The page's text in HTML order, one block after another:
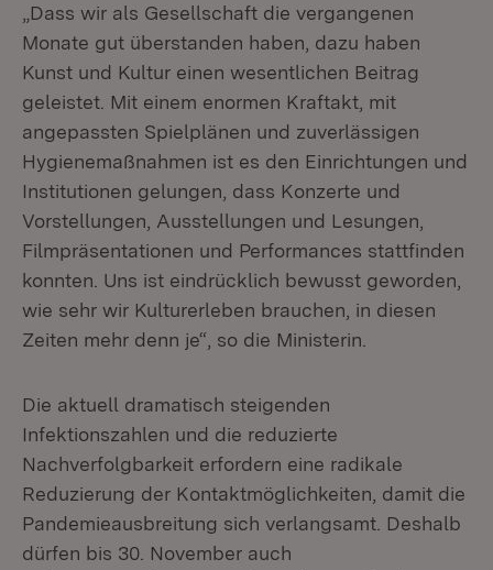
„Dass wir als Gesellschaft die vergangenen
Monate gut überstanden haben, dazu haben
Kunst und Kultur einen wesentlichen Beitrag
geleistet. Mit einem enormen Kraftakt, mit
angepassten Spielplänen und zuverlässigen
Hygienemaßnahmen ist es den Einrichtungen und
Institutionen gelungen, dass Konzerte und
Vorstellungen, Ausstellungen und Lesungen,
Filmpräsentationen und Performances stattfinden
konnten. Uns ist eindrücklich bewusst geworden,
wie sehr wir Kulturerleben brauchen, in diesen
Zeiten mehr denn je“, so die Ministerin.
Die aktuell dramatisch steigenden
Infektionszahlen und die reduzierte
Nachverfolgbarkeit erfordern eine radikale
Reduzierung der Kontaktmöglichkeiten, damit die
Pandemieausbreitung sich verlangsamt. Deshalb
dürfen bis 30. November auch